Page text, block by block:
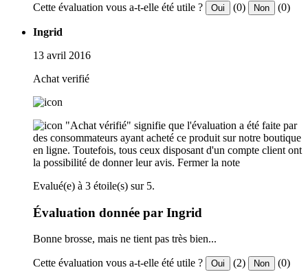
Cette évaluation vous a-t-elle été utile ? Oui (0) Non (0)
Ingrid
13 avril 2016
Achat verifié
"Achat vérifié" signifie que l'évaluation a été faite par
des consommateurs ayant acheté ce produit sur notre boutique
en ligne. Toutefois, tous ceux disposant d'un compte client ont
la possibilité de donner leur avis. Fermer la note
Evalué(e) à 3 étoile(s) sur 5.
Évaluation donnée par Ingrid
Bonne brosse, mais ne tient pas très bien...
Cette évaluation vous a-t-elle été utile ? Oui (2) Non (0)